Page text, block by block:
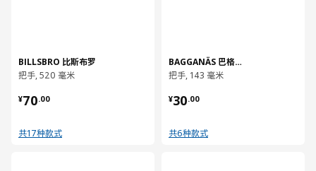
BILLSBRO 比斯布罗
把手, 520 毫米
¥70.00
¥ 70.00
共17种款式
BAGGANÄS 巴格那斯
把手, 143 毫米
¥30.00
¥ 30.00
共6种款式